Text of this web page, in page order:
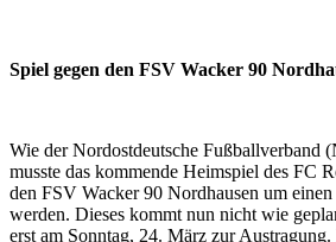
Spiel gegen den FSV Wacker 90
Wie der Nordostdeutsche Fußballverband
musste das kommende Heimspiel des FC
den FSV Wacker 90 Nordhausen um
werden. Dieses kommt nun nicht wie
erst am Sonntag, 24. März zur